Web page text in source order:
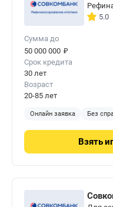
5.0
Сумма до
50 000 000 ₽
Срок кредита
30 лет
Возраст
20-85 лет
Онлайн заявка Без
Взять